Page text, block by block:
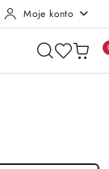
Moje konto